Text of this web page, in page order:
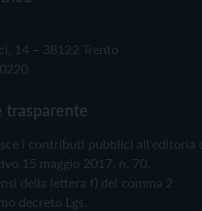
14 – 38122 Trento
trasparente
i contributi pubblici all'editoria
15 maggio 2017, n. 70.
della lettera f) del comma 2
decreto Lgs.